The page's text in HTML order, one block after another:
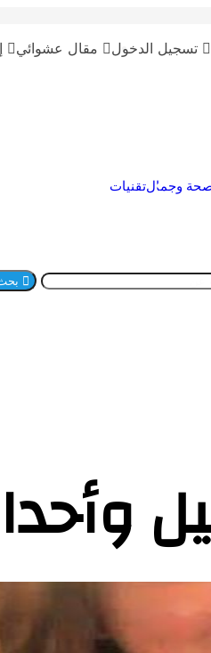
مقال عشوائي
تسجيل الدخول
وجمالتقنيات